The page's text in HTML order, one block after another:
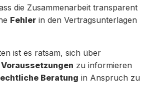
die Zusammenarbeit transparent
Fehler in den Vertragsunterlagen
ist es ratsam, sich über
zu informieren
Beratung in Anspruch zu